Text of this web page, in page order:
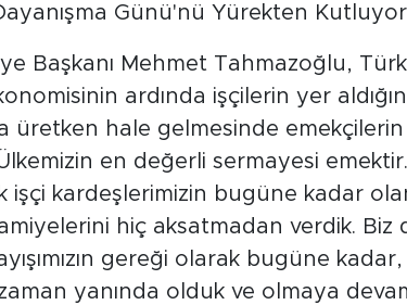
Günü'nü Yürekten
Başkanı Mehmet Tahmazoğlu,
ardında işçilerin yer
üretken hale gelmesinde emekçilerin
en değerli sermayesi
işçi kardeşlerimizin bugüne kadar
hiç aksatmadan verdik. Biz
gereği olarak bugüne kadar,
yanında olduk ve olmaya